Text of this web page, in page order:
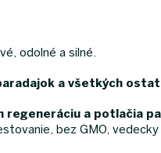
odolné a silné.
a všetkých
regeneráciu a potlačia
bez GMO,